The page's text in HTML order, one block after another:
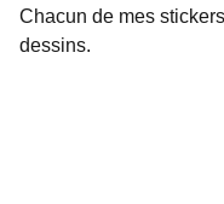
Chacun de mes
dessins.